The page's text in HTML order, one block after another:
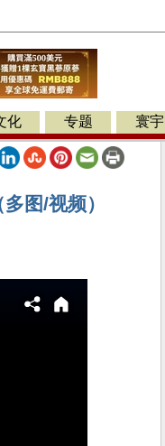
化 专题 寰宇
图/视频）